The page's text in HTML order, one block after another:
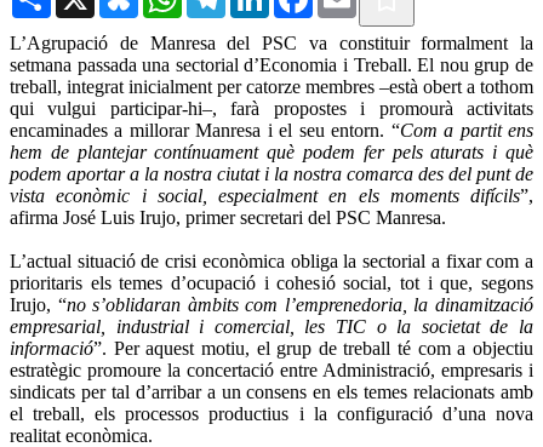
L’Agrupació de Manresa del PSC va constituir formalment la
setmana passada una sectorial d’Economia i Treball. El nou grup de
treball, integrat inicialment per catorze membres –està obert a tothom
qui vulgui participar-hi–, farà propostes i promourà activitats
encaminades a millorar Manresa i el seu entorn. “Com a partit ens
hem de plantejar contínuament què podem fer pels aturats i què
podem aportar a la nostra ciutat i la nostra comarca des del punt de
vista econòmic i social, especialment en els moments difícils”,
afirma José Luis Irujo, primer secretari del PSC Manresa.
L’actual situació de crisi econòmica obliga la sectorial a fixar com a
prioritaris els temes d’ocupació i cohesió social, tot i que, segons
Irujo, “no s’oblidaran àmbits com l’emprenedoria, la dinamització
empresarial, industrial i comercial, les TIC o la societat de la
informació”. Per aquest motiu, el grup de treball té com a objectiu
estratègic promoure la concertació entre Administració, empresaris i
sindicats per tal d’arribar a un consens en els temes relacionats amb
el treball, els processos productius i la configuració d’una nova
realitat econòmica.